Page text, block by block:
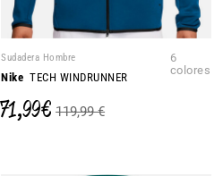
Sudadera Hombre
Nike TECH WINDRUNNER
6
colores
71,99 € 119,99 €